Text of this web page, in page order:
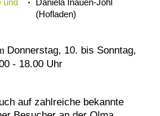
und
Daniela Inauen-Jöhl
(Hofladen)
Donnerstag, 10. bis Sonntag,
- 18.00 Uhr
auf zahlreiche bekannte